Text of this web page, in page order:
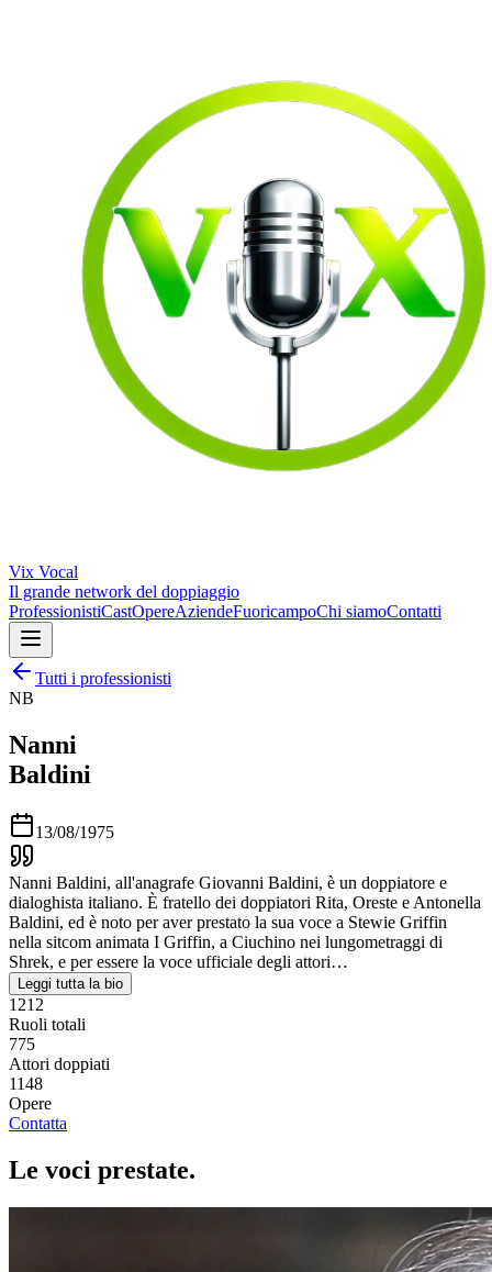
Vix Vocal
Il grande network del doppiaggio
ProfessionistiCastOpereAziendeFuoricampoChi siamoContatti
Tutti i professionisti
NB
Nanni
Baldini
13/08/1975
Nanni Baldini, all'anagrafe Giovanni Baldini, è un doppiatore e
dialoghista italiano. È fratello dei doppiatori Rita, Oreste e Antonella
Baldini, ed è noto per aver prestato la sua voce a Stewie Griffin
nella sitcom animata I Griffin, a Ciuchino nei lungometraggi di
Shrek, e per essere la voce ufficiale degli attori…
Leggi tutta la bio
1212
Ruoli totali
775
Attori doppiati
1148
Opere
Contatta
Le voci prestate.